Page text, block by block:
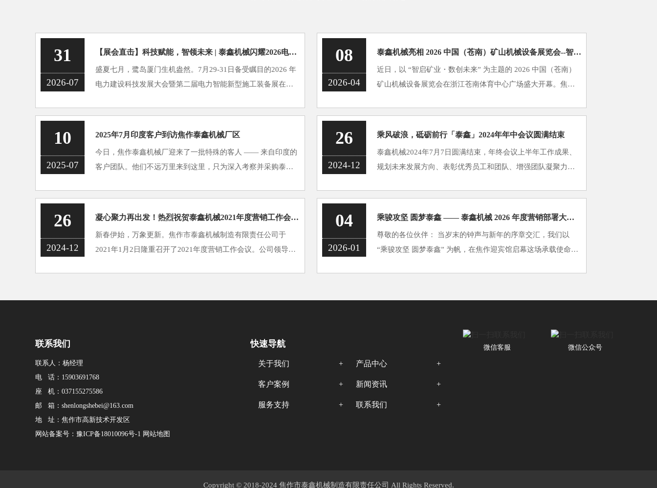
31
2026-07
【展会直击】科技赋能，智领未来 | 泰鑫机械闪耀2026电力建设科技发展大会
盛夏七月，鹭岛厦门生机盎然。7月29-31日备受瞩目的2026 年
电力建设科技发展大会暨第二届电力智能新型施工装备展在厦
08
2026-04
泰鑫机械亮相 2026 中国（苍南）矿山机械设备展览会--智启矿业新篇 共拓合作新局---
近日，以 “智启矿业・数创未来” 为主题的 2026 中国（苍南）
矿山机械设备展览会在浙江苍南体育中心广场盛大开幕。焦作
10
2025-07
2025年7月印度客户到访焦作泰鑫机械厂区
今日，焦作泰鑫机械厂迎来了一批特殊的客人 —— 来自印度的
客户团队。他们不远万里来到这里，只为深入考察并采购泰鑫
26
2024-12
乘风破浪，砥砺前行「泰鑫」2024年年中会议圆满结束
泰鑫机械2024年7月7日圆满结束，年终会议上半年工作成果、
规划未来发展方向、表彰优秀员工和团队、增强团队凝聚力和
26
2024-12
凝心聚力再出发！热烈祝贺泰鑫机械2021年度营销工作会议圆满成功！
新春伊始，万象更新。焦作市泰鑫机械制造有限责任公司于
2021年1月2日隆重召开了2021年度营销工作会议。公司领导、
04
2026-01
乘骏攻坚 圆梦泰鑫 —— 泰鑫机械 2026 年度营销部署大会报告
尊敬的各位伙伴： 当岁末的钟声与新年的序章交汇，我们以
“乘骏攻坚 圆梦泰鑫” 为帆，在焦作迎宾馆启幕这场承载使命与
联系我们
联系人：杨经理
电 话：15903691768
座 机：037155275586
邮 箱：shenlongshebei@163.com
地 址：焦作市高新技术开发区
网站备案号： 豫ICP备18010096号-1 网站地图
快速导航
关于我们 产品中心
客户案例 新闻资讯
服务支持 联系我们
微信公众号
微信客服
Copyright © 2018-2024 焦作市泰鑫机械制造有限责任公司 All Rights Reserved.